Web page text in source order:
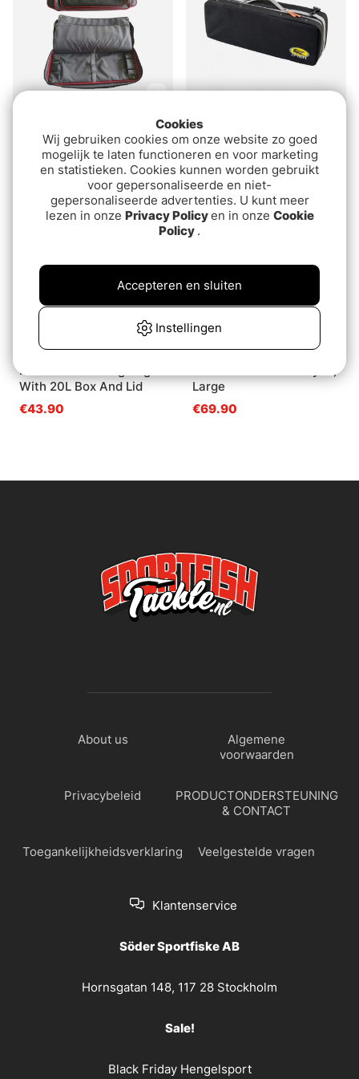
FIBE Pimpelspöväska
van€36.90
IFISH Sensi Rod Carryall
Small
€54.90
Uitverkocht
Patriot Ice Fishing Bag
With 20L Box And Lid
€43.90
Uitverkocht
Large
€69.90
About us
Algemene
voorwaarden
Privacybeleid
PRODUCTONDERSTEUNING
& CONTACT
Toegankelijkheidsverklaring Veelgestelde vragen
Klantenservice
Söder Sportfiske AB
Hornsgatan 148, 117 28 Stockholm
Sale!
Black Friday Hengelsport
Cookies
Wij gebruiken cookies om onze website zo goed
mogelijk te laten functioneren en voor marketing
en statistieken. Cookies kunnen worden gebruikt
voor gepersonaliseerde en niet-
gepersonaliseerde advertenties. U kunt meer
lezen in onze Privacy Policyen in onze Cookie
Policy .
Instellingen
Accepteren en sluiten